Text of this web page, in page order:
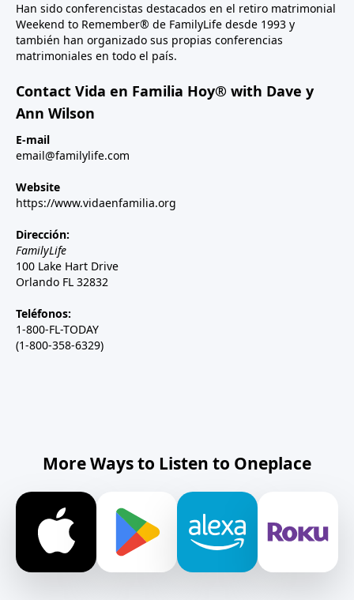
Han sido conferencistas destacados en el retiro matrimonial
Weekend to Remember® de FamilyLife desde 1993 y
también han organizado sus propias conferencias
matrimoniales en todo el país.
Contact Vida en Familia Hoy® with Dave y
Ann Wilson
E-mail
email@familylife.com
Website
https://www.vidaenfamilia.org
Dirección:
FamilyLife
100 Lake Hart Drive
Orlando FL 32832
Teléfonos:
1-800-FL-TODAY
(1-800-358-6329)
More Ways to Listen to Oneplace